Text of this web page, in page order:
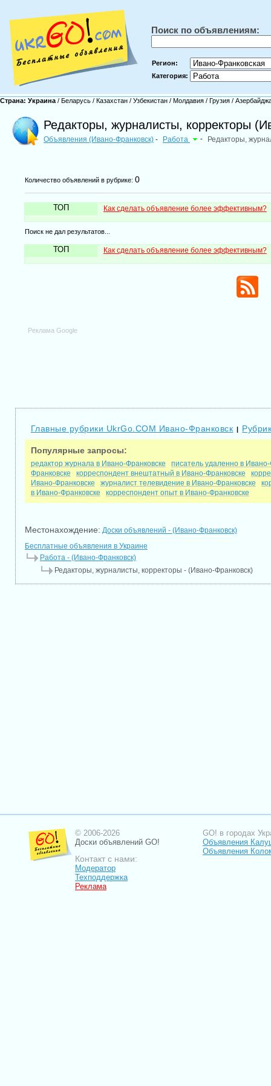
Поиск по объявлениям:
Регион:
Категория:
Страна: Украина / Беларусь / Казахстан / Узбекистан / Молдавия / Грузия /
Редакторы, журналисты, корректоры
Объявления (Ивано-Франковск) - Работа - Редакторы,
Количество объявлений в рубрике: 0
ТОП Как сделать объявление более эффективным?
Поиск не дал результатов...
ТОП Как сделать объявление более эффективным?
Реклама Google
Главные рубрики UkrGo.COM Ивано-Франковск |
Популярные запросы:
редактор журнала в Ивано-Франковске
писатель удаленно в
Франковске
корреспондент внештатный в Ивано-Франковске
Ивано-Франковске
журналист телевидение в Ивано-Франковске
в Ивано-Франковске
корреспондент опыт в Ивано-Франковске
Местонахождение: Доски объявлений - (Ивано-Франковск)
Бесплатные объявления в Украине
Работа - (Ивано-Франковск)
Редакторы, журналисты, корректоры - (Ивано-Франковск)
© 2006-2026
Доски объявлений GO!
Контакт с нами:
Модератор
Техподдержка
Реклама
GO! в городах
Объявления
Объявления